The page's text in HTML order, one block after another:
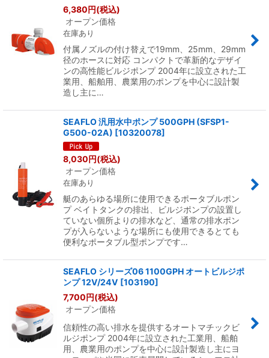
6,380円(税込)
オープン価格
在庫あり
付属ノズルの付け替えで19mm、25mm、29mm
径のホースに対応 コンパクトで革新的なデザイ
ンの高性能ビルジポンプ 2004年に設立された工
業用、船舶用、農業用のポンプを中心に設計製
造し主に…
SEAFLO 汎用水中ポンプ 500GPH (SFSP1-
G500-02A) [10320078]
8,030円(税込)
オープン価格
在庫あり
艇のあらゆる場所に使用できるポータブルポン
プ ベイトタンクの排出、ビルジポンプの設置し
ていない個所よりの排水など、通常の排水ポン
プが入らないような場所にも使用できるとても
便利なポータブル型ポンプです…
SEAFLO シリーズ06 1100GPH オートビルジポ
ンプ 12V/24V [103190]
7,700円(税込)
オープン価格
信頼性の高い排水を提供するオートマチックビ
ルジポンプ 2004年に設立された工業用、船舶
用、農業用のポンプを中心に設計製造し主にヨ